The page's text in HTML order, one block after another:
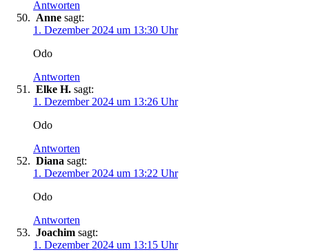
Antworten
Anne sagt:
1. Dezember 2024 um 13:30 Uhr
Odo
Antworten
Elke H. sagt:
1. Dezember 2024 um 13:26 Uhr
Odo
Antworten
Diana sagt:
1. Dezember 2024 um 13:22 Uhr
Odo
Antworten
Joachim sagt:
1. Dezember 2024 um 13:15 Uhr